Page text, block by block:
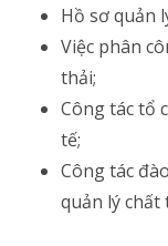
Công tác
quản lý chất
Qua kiểm tra tại
nghiệm, Khoa
thải và hệ thống
nhận đơn vị đã